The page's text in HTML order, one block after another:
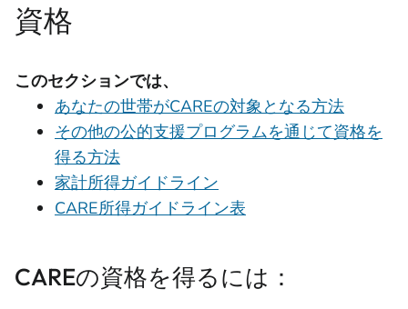
資格
このセクションでは、
あなたの世帯がCAREの対象となる方法
その他の公的支援プログラムを通じて資格を
得る方法
家計所得ガイドライン
CARE所得ガイドライン表
CAREの資格を得るには：